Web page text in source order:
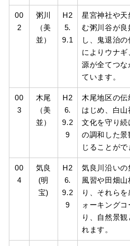
00
2
粥川
（美
並）
H2
5.
9.1
星宮神社や天
む粥川谷が
し、鬼退治
によりウナ
源が全てつな
ています。
00
3
木尾
（美
並）
H2
6.
9.2
9
木尾地区の
はじめ、白
文化を守り続
の調和した
じることがで
00
4
気良
(明
宝)
H2
6.
9.2
9
気良川沿い
風習や田畑
り、それら
ォーキング
り、自然景
れます。